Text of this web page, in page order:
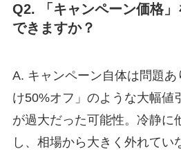
Q2. 「キャンペーン価格
できますか？
A. キャンペーン自体は問題
け50%オフ」のような大幅値
が過大だった可能性。冷静に
し、相場から大きく外れてい